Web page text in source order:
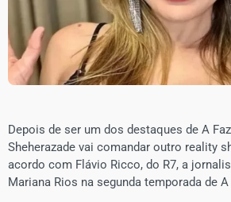
Depois de ser um dos destaques de A
Sheherazade vai comandar outro reality
acordo com Flávio Ricco, do R7, a
Mariana Rios na segunda temporada de